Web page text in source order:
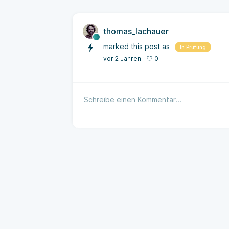
thomas_lachauer
marked this post as In Prüfung
vor 2 Jahren 0